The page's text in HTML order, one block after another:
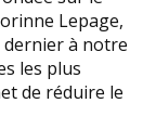
Lepage,
dernier à notre
les plus
de réduire le